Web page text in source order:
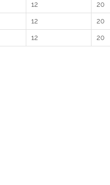
12 20
12 20
12 20